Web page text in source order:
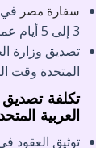
سفارة مصر
3 إلى 5 أيام عمل
تصديق وزارة
المتحدة وقت
تكلفة
العربية
توثيق العقود